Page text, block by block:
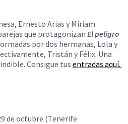
Ernesto Arias y Miriam
que protagonizan El peligro
por dos hermanas, Lola y
Tristán y Félix. Una
Consigue tus entradas aquí.
de octubre (Tenerife